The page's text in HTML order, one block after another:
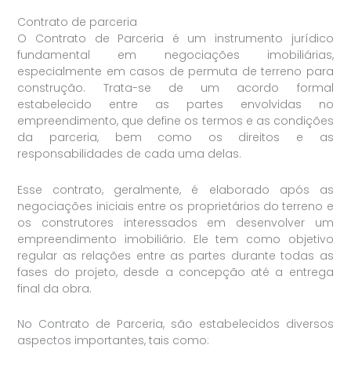
Contrato de parceria
O Contrato de Parceria é um instrumento jurídico
fundamental em negociações imobiliárias,
especialmente em casos de permuta de terreno para
construção. Trata-se de um acordo formal
estabelecido entre as partes envolvidas no
empreendimento, que define os termos e as condições
da parceria, bem como os direitos e as
responsabilidades de cada uma delas.
Esse contrato, geralmente, é elaborado após as
negociações iniciais entre os proprietários do terreno e
os construtores interessados em desenvolver um
empreendimento imobiliário. Ele tem como objetivo
regular as relações entre as partes durante todas as
fases do projeto, desde a concepção até a entrega
final da obra.
No Contrato de Parceria, são estabelecidos diversos
aspectos importantes, tais como: